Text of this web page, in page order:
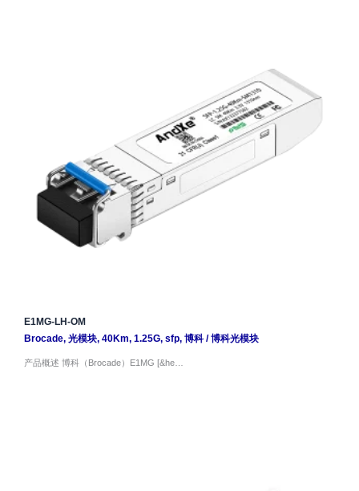
E1MG-LH-OM
Brocade, 光模块, 40Km, 1.25G, sfp, 博科/博科光模块
产品概述 博科（Brocade）E1MG [&he…